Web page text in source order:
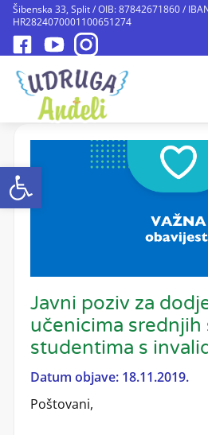
Open toolbar
Šibenska 33, Split / OIB: 87842671860 /
HR2824070001100651274
Javni poziv za
učenicima srednjih
studentima s
Datum objave: 18.11.2019.
Poštovani,